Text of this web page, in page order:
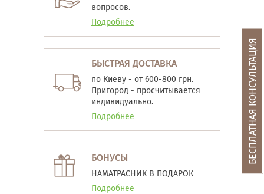
вопросов.
Подробнее
БЫСТРАЯ ДОСТАВКА
по Киеву - от 600-800 грн.
Пригород - просчитывается
индивидуально.
Подробнее
БОНУСЫ
НАМАТРАСНИК В ПОДАРОК
Подробнее
БЕСПЛАТНАЯ КОНСУЛЬТАЦИЯ